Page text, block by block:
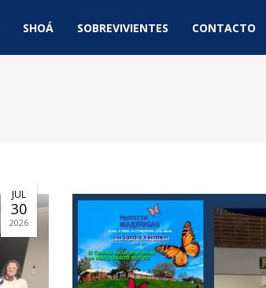
SHOÁ SOBREVIVIENTES CONTACTO
JUL
30
2026